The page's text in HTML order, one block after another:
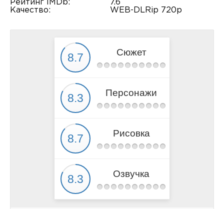
Рейтинг IMDb:
7.6
Качество:
WEB-DLRip 720p
Сюжет
Персонажи
Рисовка
Озвучка